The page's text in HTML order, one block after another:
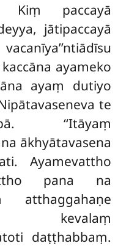
Kiṃ paccayā
jātipaccayā
ayameko
ayaṃ dutiyo
te
‘‘Itāyaṃ
ākhyātavasena
Ayamevattho
pana na
atthaggahaṇe
kevalaṃ
daṭṭhabbaṃ.